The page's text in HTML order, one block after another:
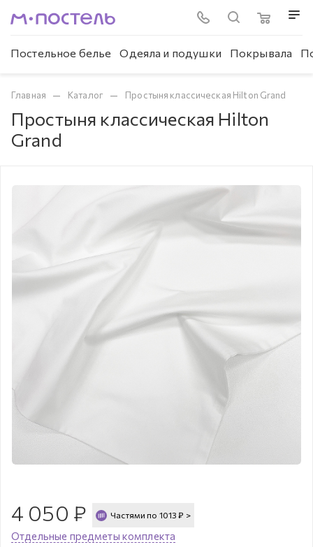
Постельное белье Одеяла и подушки Покрывала
Главная — Каталог — Простыня классическая Hilton Grand
Простыня классическая Hilton
Grand
4 050 ₽ Частями по 1013 ₽ >
Отдельные предметы комплекта